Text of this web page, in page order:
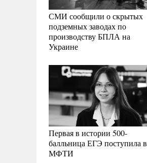
СМИ сообщили о скрытых
подземных заводах по
производству БПЛА на
Украине
Первая в истории 500-
балльница ЕГЭ поступила в
МФТИ